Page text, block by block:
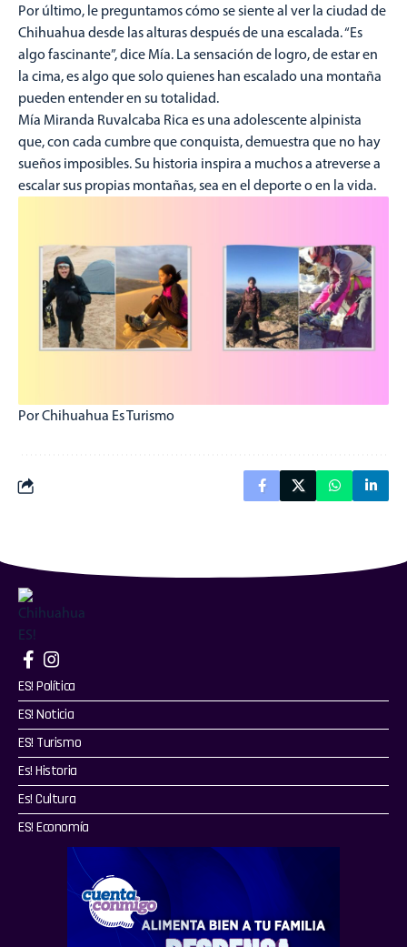
Por último, le preguntamos cómo se siente al ver la ciudad de
Chihuahua desde las alturas después de una escalada. “Es
algo fascinante”, dice Mía. La sensación de logro, de estar en
la cima, es algo que solo quienes han escalado una montaña
pueden entender en su totalidad.
Mía Miranda Ruvalcaba Rica es una adolescente alpinista
que, con cada cumbre que conquista, demuestra que no hay
sueños imposibles. Su historia inspira a muchos a atreverse a
escalar sus propias montañas, sea en el deporte o en la vida.
Por Chihuahua Es Turismo
ES! Política
ES! Noticia
ES! Turismo
Es! Historia
Es! Cultura
ES! Economía